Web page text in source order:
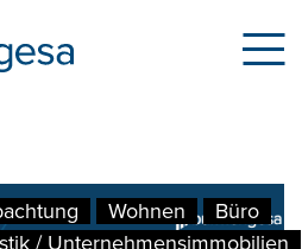
Wohnen
Büro
/ Unternehmensimmobilien